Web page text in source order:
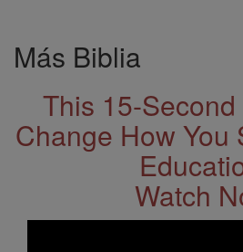
Más Biblia
This 15-
Change How You
Watch